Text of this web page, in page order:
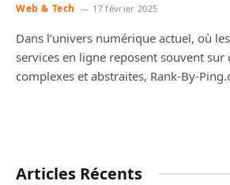
Web & Tech 17 février 2025
Dans l’univers numérique actuel, où
services en ligne reposent souvent sur
complexes et abstraites, Rank-By-
Articles Récents